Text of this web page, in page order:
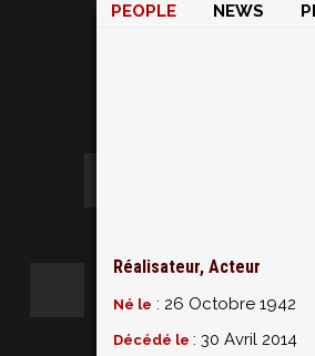
PEOPLE NEWS
Réalisateur, Acteur
Né le : 26 Octobre 1942
Décédé le : 30 Avril 2014